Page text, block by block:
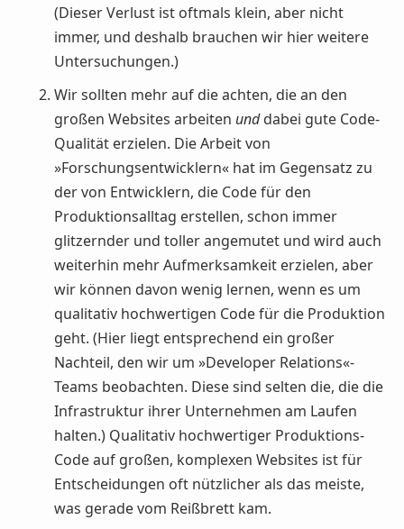
(Dieser Verlust ist oftmals klein, aber nicht
immer, und deshalb brauchen wir hier weitere
Untersuchungen.)
Wir sollten mehr auf die achten, die an den
großen Websites arbeiten unddabei gute Code-
Qualität erzielen. Die Arbeit von
»Forschungsentwicklern« hat im Gegensatz zu
der von Entwicklern, die Code für den
Produktionsalltag erstellen, schon immer
glitzernder und toller angemutet und wird auch
weiterhin mehr Aufmerksamkeit erzielen, aber
wir können davon wenig lernen, wenn es um
qualitativ hochwertigen Code für die Produktion
geht. (Hier liegt entsprechend ein großer
Nachteil, den wir um »Developer Relations«-
Teams beobachten. Diese sind selten die, die die
Infrastruktur ihrer Unternehmen am Laufen
halten.) Qualitativ hochwertiger Produktions-
Code auf großen, komplexen Websites ist für
Entscheidungen oft nützlicher als das meiste,
was gerade vom Reißbrett kam.